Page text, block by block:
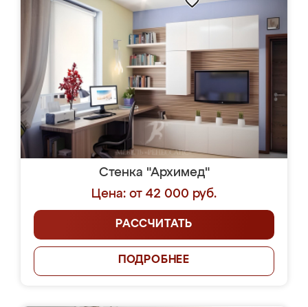
Стенка "Архимед"
Цена: от 42 000 руб.
РАССЧИТАТЬ
ПОДРОБНЕЕ